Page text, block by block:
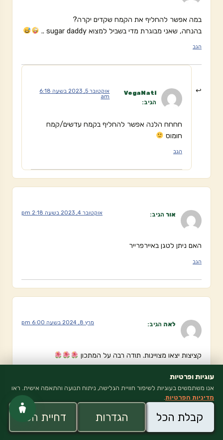
במה אפשר להחליף את הקמח שקדים יקרה?
בהנחה, שאני מבוגרת מדי בשביל למצוא sugar daddy ..
הגב
VegaNati
הגיב:
אוקטובר 5, 2023 בשעה 6:18
am
חחחח הלנה אפשר להחליף בקמח עדשים/קמח
חומוס
הגב
אור הגיב: אוקטובר 4, 2023 בשעה 2:18 pm
האם ניתן לטגן באיירפרייר
הגב
לאה הגיב: מרץ 8, 2024 בשעה 6:00 pm
קציצות יצאו מצויינות. תודה רבה על המתכון
כתיבת תגובה
עוגיות ופרטיות
אנו משתמשים בעוגיות לשיפור חוויית הגלישה, ניתוח תנועה והתאמה אישית. ראו
מדיניות הפרטיות.
קבלת הכל הגדרות דחיית הכל